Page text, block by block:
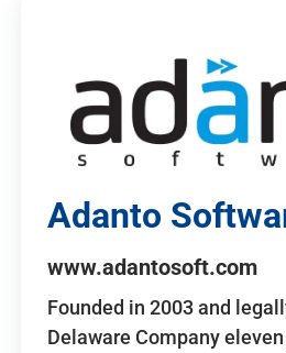
Adanto
www.adantosoft.com
Founded in 2003 and
Delaware Company